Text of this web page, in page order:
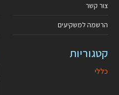
צור קשר
הרשמה למשקיעים
קטגוריות
כללי